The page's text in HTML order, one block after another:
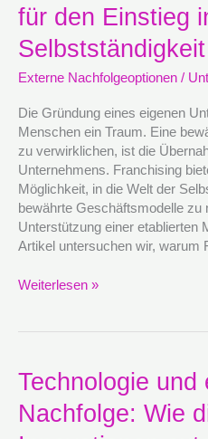
für den Einstieg
Selbstständigkeit
Externe Nachfolgeoptionen /
Die Gründung eines eigenen
Menschen ein Traum. Eine
zu verwirklichen, ist die
Unternehmens. Franchising
Möglichkeit, in die Welt der
bewährte Geschäftsmodelle zu
Unterstützung einer etablierten
Artikel untersuchen wir, warum
bewährter
Ansatz
für
den
in
die
Selbstständigkeit
Weiterlesen »
Technologie und
Nachfolge: Wie
Technologie
und
externe